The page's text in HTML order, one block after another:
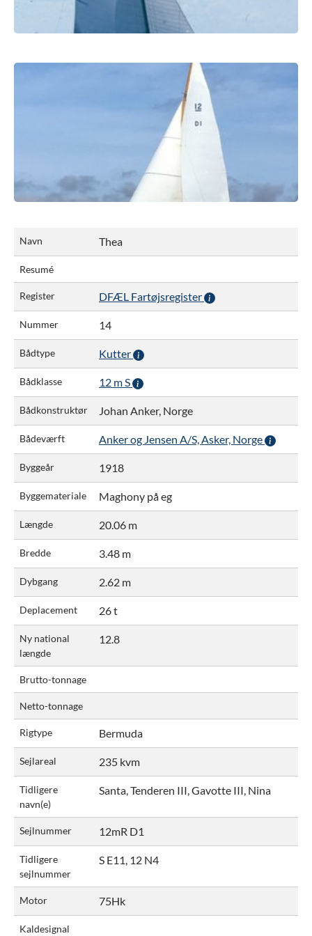
Navn Thea
Resumé
Register DFÆL Fartøjsregister
Nummer 14
Bådtype Kutter
Bådklasse 12 m S
Bådkonstruktør Johan Anker, Norge
Bådeværft Anker og Jensen A/S, Asker, Norge
Byggeår 1918
Byggemateriale Maghony på eg
Længde 20.06 m
Bredde 3.48 m
Dybgang 2.62 m
Deplacement 26 t
Ny national
længde
12.8
Brutto-tonnage
Netto-tonnage
Rigtype Bermuda
Sejlareal 235 kvm
Tidligere
navn(e)
Santa, Tenderen III, Gavotte III, Nina
Sejlnummer 12mR D1
Tidligere
sejlnummer
S E11, 12 N4
Motor 75Hk
Kaldesignal